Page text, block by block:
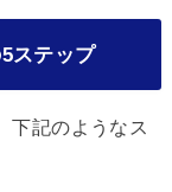
ステップ
下記のようなス